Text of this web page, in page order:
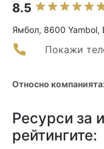
8.5
Ямбол, 8600 Yambol,
Покажи
Относно
Ресурси за
рейтингите: